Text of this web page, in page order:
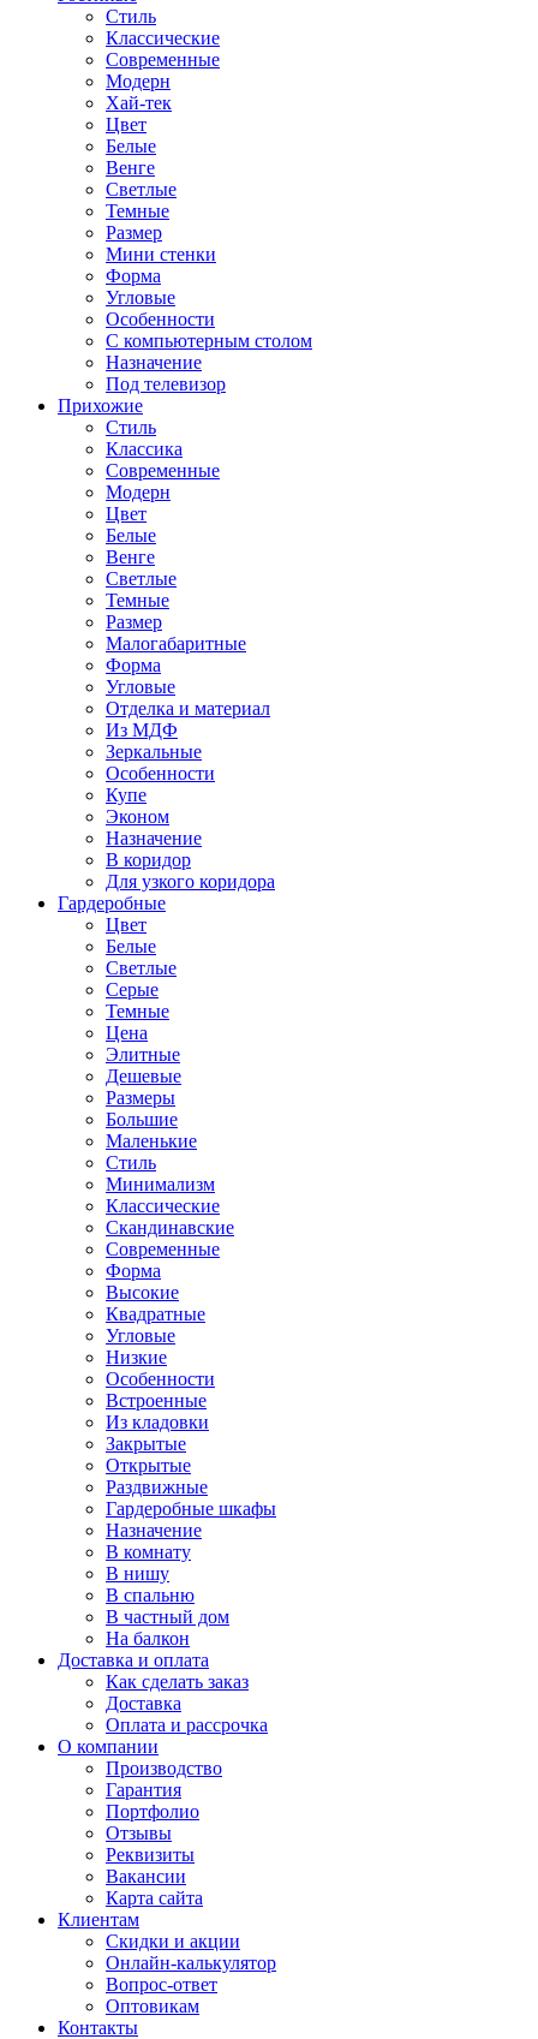
Стиль
Классические
Современные
Модерн
Хай-тек
Цвет
Белые
Венге
Светлые
Темные
Размер
Мини стенки
Форма
Угловые
Особенности
С компьютерным столом
Назначение
Под телевизор
Прихожие
Стиль
Классика
Современные
Модерн
Цвет
Белые
Венге
Светлые
Темные
Размер
Малогабаритные
Форма
Угловые
Отделка и материал
Из МДФ
Зеркальные
Особенности
Купе
Эконом
Назначение
В коридор
Для узкого коридора
Гардеробные
Цвет
Белые
Светлые
Серые
Темные
Цена
Элитные
Дешевые
Размеры
Большие
Маленькие
Стиль
Минимализм
Классические
Скандинавские
Современные
Форма
Высокие
Квадратные
Угловые
Низкие
Особенности
Встроенные
Из кладовки
Закрытые
Открытые
Раздвижные
Гардеробные шкафы
Назначение
В комнату
В нишу
В спальню
В частный дом
На балкон
Доставка и оплата
Как сделать заказ
Доставка
Оплата и рассрочка
О компании
Производство
Гарантия
Портфолио
Отзывы
Реквизиты
Вакансии
Карта сайта
Клиентам
Скидки и акции
Онлайн-калькулятор
Вопрос-ответ
Оптовикам
Контакты